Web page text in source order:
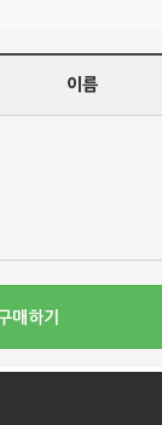
이름
매하기